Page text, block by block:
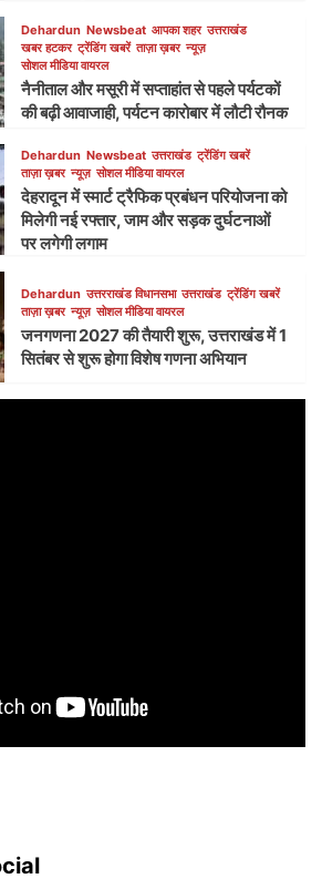
Dehardun Newsbeat आपका शहर उत्तराखंड
खबर हटकर ट्रेंडिंग खबरें ताज़ा ख़बर न्यूज़
सोशल मीडिया वायरल
नैनीताल और मसूरी में सप्ताहांत से पहले पर्यटकों
की बढ़ी आवाजाही, पर्यटन कारोबार में लौटी रौनक
Dehardun Newsbeat उत्तराखंड ट्रेंडिंग खबरें
ताज़ा ख़बर न्यूज़ सोशल मीडिया वायरल
देहरादून में स्मार्ट ट्रैफिक प्रबंधन परियोजना को
मिलेगी नई रफ्तार, जाम और सड़क दुर्घटनाओं
पर लगेगी लगाम
Dehardun उत्तरराखंड विधानसभा उत्तराखंड ट्रेंडिंग खबरें
ताज़ा ख़बर न्यूज़ सोशल मीडिया वायरल
जनगणना 2027 की तैयारी शुरू, उत्तराखंड में 1
सितंबर से शुरू होगा विशेष गणना अभियान